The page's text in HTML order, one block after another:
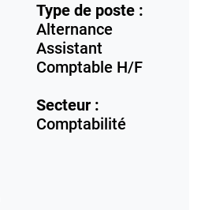
Type de poste :
Alternance
Assistant
Comptable H/F
Secteur :
Comptabilité